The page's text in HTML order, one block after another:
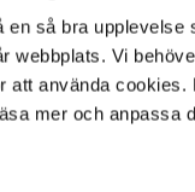
en så bra upplevelse
webbplats. Vi
att använda cookies.
mer och anpassa